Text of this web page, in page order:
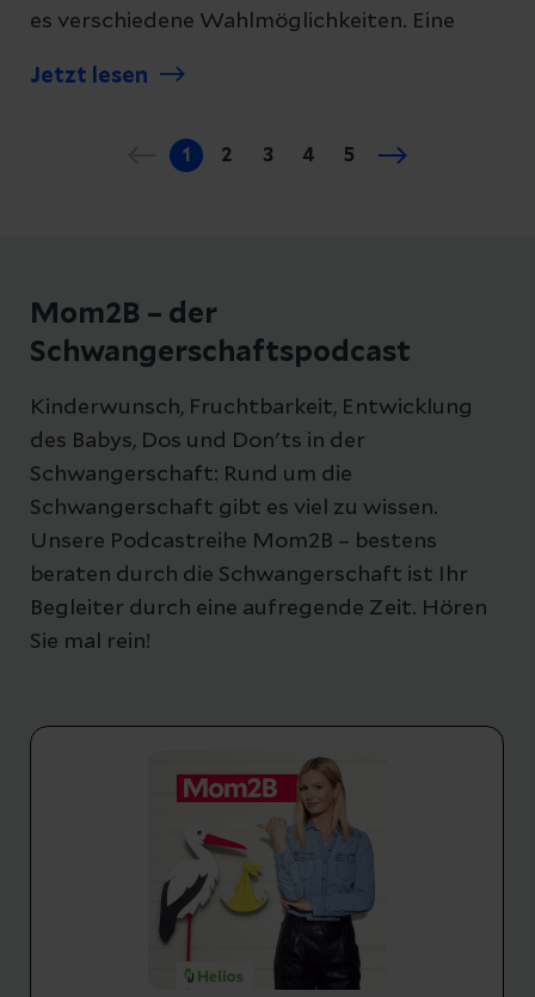
es verschiedene Wahlmöglichkeiten. Eine
sehr hilfreich.
Jetzt lesen
1 2 3 4 5
Mom2B – der
Schwangerschaftspodcast
Kinderwunsch, Fruchtbarkeit, Entwicklung
des Babys, Dos und Don'ts in der
Schwangerschaft: Rund um die
Schwangerschaft gibt es viel zu wissen.
Unsere Podcastreihe Mom2B – bestens
beraten durch die Schwangerschaft ist Ihr
Begleiter durch eine aufregende Zeit. Hören
Sie mal rein!